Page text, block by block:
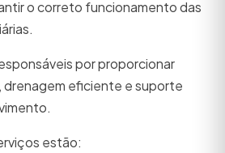
o correto funcionamento das
por proporcionar
drenagem eficiente e suporte
estão: